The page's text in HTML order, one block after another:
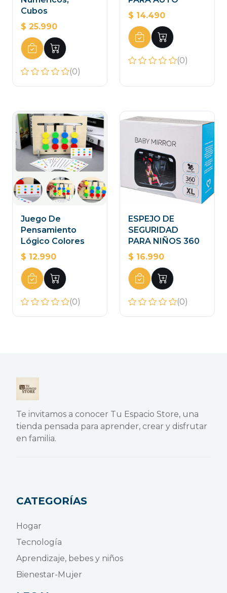
Cubos
$ 25.990
(0)
$ 14.490
(0)
Juego De
Pensamiento
Lógico Colores
$ 12.990
(0)
ESPEJO DE
SEGURIDAD
PARA NIÑOS 360
$ 16.990
(0)
Te invitamos a conocer Tu Espacio Store, una
tienda pensada para aprender, crear y disfrutar
en familia.
CATEGORÍAS
Hogar
Tecnología
Aprendizaje, bebes y niños
Bienestar-Mujer